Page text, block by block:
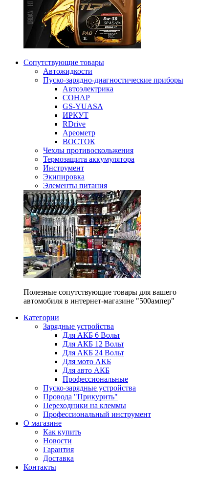
Сопутствующие товары
Автожидкости
Пуско-зарядно-диагностические приборы
Автоэлектрика
СОНАР
GS-YUASA
ИРКУТ
RDrive
Ареометр
ВОСТОК
Чехлы противоскольжения
Термозащита аккумулятора
Инструмент
Экипировка
Элементы питания
Полезные сопутствующие товары для вашего
автомобиля в интернет-магазине "500ампер"
Категории
Зарядные устройства
Для АКБ 6 Вольт
Для АКБ 12 Вольт
Для АКБ 24 Вольт
Для мото АКБ
Для авто АКБ
Профессиональные
Пуско-зарядные устройства
Провода "Прикурить"
Переходники на клеммы
Профессиональный инструмент
О магазине
Как купить
Новости
Гарантия
Доставка
Контакты